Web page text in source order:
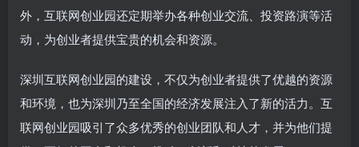
外，互联网创业园还定期举办各种创业交流、投资路演等活
动，为创业者提供宝贵的机会和资源。
深圳互联网创业园的建设，不仅为创业者提供了优越的资源
和环境，也为深圳乃至全国的经济发展注入了新的活力。互
联网创业园吸引了众多优秀的创业团队和人才，并为他们提